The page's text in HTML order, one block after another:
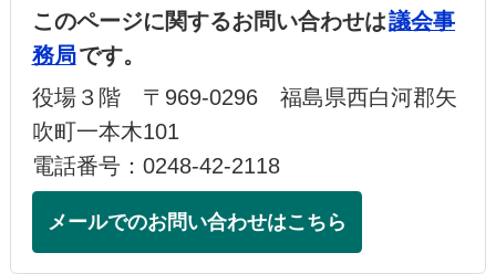
このページに関するお問い合わせは議会事
務局です。
役場３階 〒969-0296 福島県西白河郡矢
吹町一本木101
電話番号：0248-42-2118
メールでのお問い合わせはこちら